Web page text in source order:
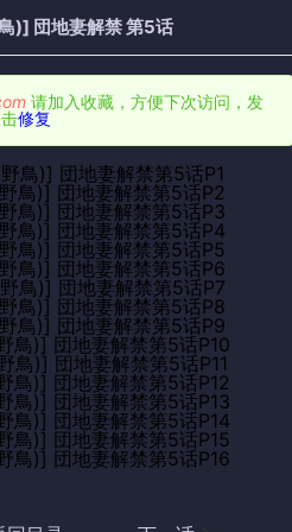
)] 団地妻解禁 第5话
请加入收藏，方便下次访问，发
修复